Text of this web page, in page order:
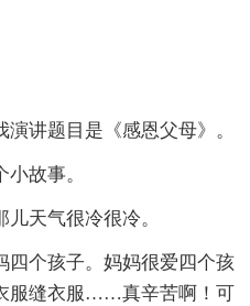
讲题目是《感恩父母》。
故事。
天气很冷很冷。
四个孩子。妈妈很爱四个孩
服缝衣服……真辛苦啊！可